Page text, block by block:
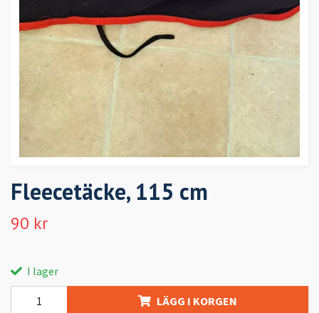
Fleecetäcke, 115 cm
90 kr
I lager
LÄGG I KORGEN